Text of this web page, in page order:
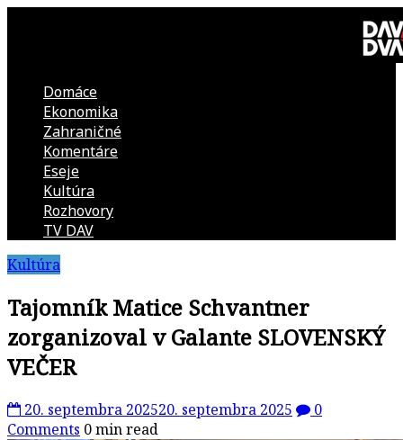
DAV
DVA
kultúrno-
politická
revue
Domáce
Ekonomika
Zahraničné
Komentáre
Eseje
Kultúra
Rozhovory
TV DAV
Kultúra
Tajomník Matice Schvantner
zorganizoval v Galante SLOVENSKÝ
VEČER
20. septembra 202520. septembra 2025
0
Comments 0 min read